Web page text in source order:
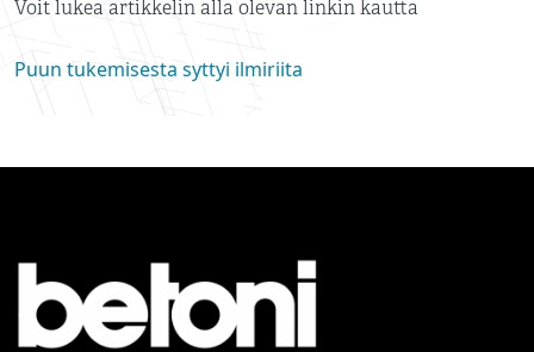
Voit lukea artikkelin alla olevan linkin kautta
Puun tukemisesta syttyi ilmiriita